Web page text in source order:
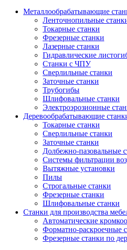
Металлообрабатывающие
Ленточнопильные
Токарные станки
Фрезерные станки
Лазерные станки
Гидравлические
Станки с ЧПУ
Сверлильные станки
Заточные станки
Трубогибы
Шлифовальные станки
Электроэрозионные
Деревообрабатывающие
Токарные станки
Сверлильные станки
Заточные станки
Долбежно-пазовальные
Системы фильтрации
Вытяжные установки
Пилы
Строгальные станки
Фрезерные станки
Шлифовальные станки
Станки для производства
Автоматические
Форматно-раскроечные
Фрезерные станки по